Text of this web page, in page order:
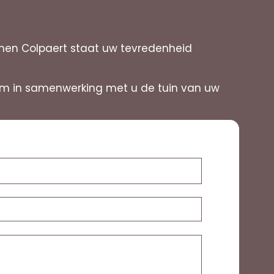
Colpaert staat uw tevredenheid
in samenwerking met u de tuin van uw